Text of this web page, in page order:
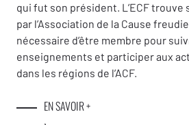
qui fut son président. L’ECF trouve
par l’Association de la Cause
nécessaire d’être membre pour
enseignements et participer aux
dans les régions de l’ACF.
EN SAVOIR +